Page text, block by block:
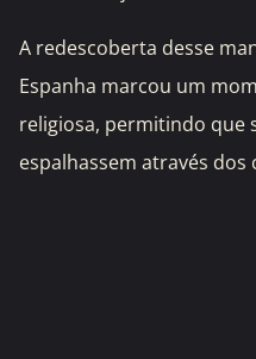
A redescoberta desse
Espanha marcou um
religiosa, permitindo que
espalhassem através